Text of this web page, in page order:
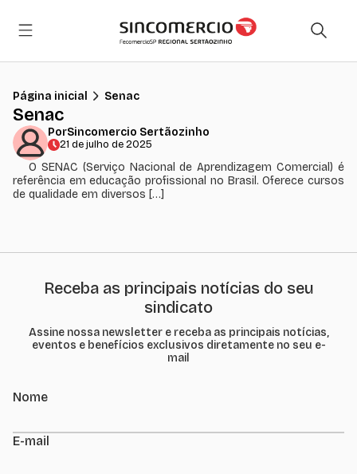
Página inicial Senac
Senac
PorSincomercio Sertãozinho
21 de julho de 2025
O SENAC (Serviço Nacional de Aprendizagem Comercial) é
referência em educação profissional no Brasil. Oferece cursos
de qualidade em diversos […]
Receba as principais notícias do seu
sindicato
Assine nossa newsletter e receba as principais notícias,
eventos e benefícios exclusivos diretamente no seu e-
mail
Nome
E-mail